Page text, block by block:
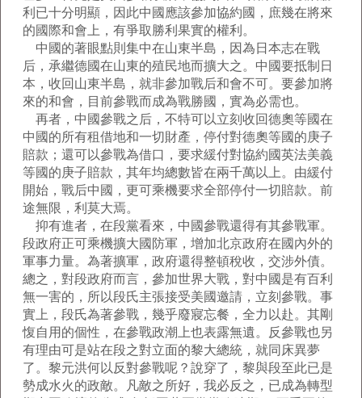
利已十分明顯，因此中國應該參加協約國，庶幾在將來
的國際和會上，有爭取勝利果實的權利。
中國的著眼點則集中在山東半島，因為日本志在戰
后，承繼德國在山東的殖民地而擴大之。中國要抵制日
本，收回山東半島，就非參加戰后和會不可。要參加將
來的和會，目前參戰而成為戰勝國，實為必需也。
再者，中國參戰之后，不特可以立刻收回德奧等國在
中國的所有租借地和一切財產，停付對德奧等國的庚子
賠款；還可以參戰為借口，要求緩付對協約國英法美義
等國的庚子賠款，其年均總數皆在兩千萬以上。由緩付
開始，戰后中國，更可乘機要求全部停付一切賠款。前
途無限，利莫大焉。
抑有進者，在段黨看來，中國參戰還得有其參戰軍。
段政府正可乘機擴大國防軍，增加北京政府在國內外的
軍事力量。為著擴軍，政府還得整頓稅收，交涉外債。
總之，對段政府而言，參加世界大戰，對中國是有百利
無一害的，所以段氏主張接受美國邀請，立刻參戰。事
實上，段氏為著參戰，幾乎廢寢忘餐，全力以赴。其剛
愎自用的個性，在參戰政潮上也表露無遺。反參戰也另
有理由可是站在段之對立面的黎大總統，就同床異夢
了。黎元洪何以反對參戰呢？說穿了，黎與段至此已是
勢成水火的政敵。凡敵之所好，我必反之，已成為轉型